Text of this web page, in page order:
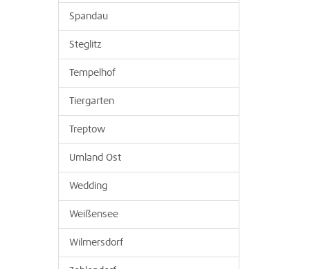
Spandau
Steglitz
Tempelhof
Tiergarten
Treptow
Umland Ost
Wedding
Weißensee
Wilmersdorf